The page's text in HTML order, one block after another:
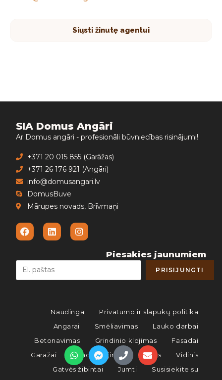
Siųsti žinutę agentui
SIA Domus Angāri
Ar Domus angāri - profesionāli būvniecības risinājumi!
+371 20 015 855 (Garāžas)
+371 26 176 921 (Angāri)
info@domusangari.lv
DomusBuve
Mārupes novads, Brīvmaņi
Piesakies jaunumiem
Naudinga
Privatumo ir slapukų politika
Angarai
Smėliavimas
Lauko darbai
Betonavimas
Grindinio klojimas
Fasadai
Garažai
Grindų klojimas Lubos
Vidinis
Gatvės žibintai
Jumti
Susisiekite su